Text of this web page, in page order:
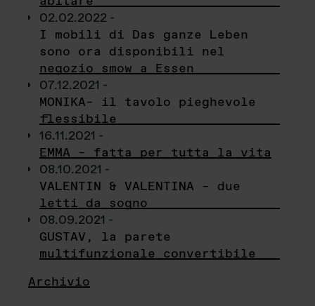
02.02.2022 -
I mobili di Das ganze Leben
sono ora disponibili nel
negozio smow a Essen
07.12.2021 -
MONIKA– il tavolo pieghevole
flessibile
16.11.2021 -
EMMA – fatta per tutta la vita
08.10.2021 -
VALENTIN & VALENTINA – due
letti da sogno
08.09.2021 -
GUSTAV, la parete
multifunzionale convertibile
Archivio